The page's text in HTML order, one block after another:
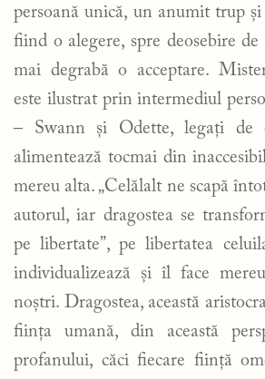
persoană unică, un anumit trup
fiind o alegere, spre deosebire de
mai degrabă o acceptare.
este ilustrat prin intermediul
– Swann și Odette, legați de
alimentează tocmai din
mereu alta. „Celălalt ne scapă
autorul, iar dragostea se
pe libertate”, pe libertatea
individualizează și îl face
noștri. Dragostea, această
ființa umană, din această
profanului, căci fiecare ființă